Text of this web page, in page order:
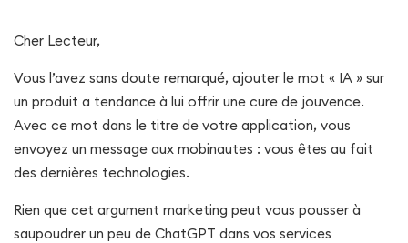
Cher Lecteur,
Vous l’avez sans doute remarqué, ajouter le mot « IA » sur
un produit a tendance à lui offrir une cure de jouvence.
Avec ce mot dans le titre de votre application, vous
envoyez un message aux mobinautes : vous êtes au fait
des dernières technologies.
Rien que cet argument marketing peut vous pousser à
saupoudrer un peu de ChatGPT dans vos services